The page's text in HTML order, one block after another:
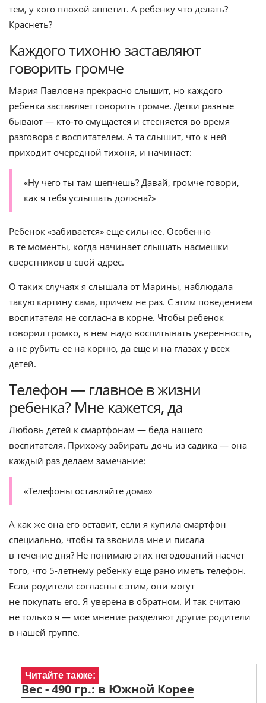
тем, у кого плохой аппетит. А ребенку что делать?
Краснеть?
Каждого тихоню заставляют
говорить громче
Мария Павловна прекрасно слышит, но каждого
ребенка заставляет говорить громче. Детки разные
бывают — кто-то смущается и стесняется во время
разговора с воспитателем. А та слышит, что к ней
приходит очередной тихоня, и начинает:
«Ну чего ты там шепчешь? Давай, громче говори,
как я тебя услышать должна?»
Ребенок «забивается» еще сильнее. Особенно
в те моменты, когда начинает слышать насмешки
сверстников в свой адрес.
О таких случаях я слышала от Марины, наблюдала
такую картину сама, причем не раз. С этим поведением
воспитателя не согласна в корне. Чтобы ребенок
говорил громко, в нем надо воспитывать уверенность,
а не рубить ее на корню, да еще и на глазах у всех
детей.
Телефон — главное в жизни
ребенка? Мне кажется, да
Любовь детей к смартфонам — беда нашего
воспитателя. Прихожу забирать дочь из садика — она
каждый раз делаем замечание:
«Телефоны оставляйте дома»
А как же она его оставит, если я купила смартфон
специально, чтобы та звонила мне и писала
в течение дня? Не понимаю этих негодований насчет
того, что 5-летнему ребенку еще рано иметь телефон.
Если родители согласны с этим, они могут
не покупать его. Я уверена в обратном. И так считаю
не только я — мое мнение разделяют другие родители
в нашей группе.
Читайте также:
Вес - 490 гр.: в Южной Корее